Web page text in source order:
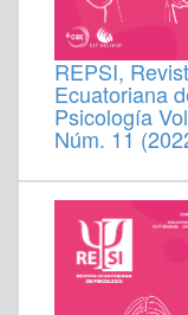
REPSI,
Ecuatoriana
Psicología
Núm. 11